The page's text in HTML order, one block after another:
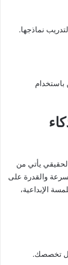
نماذجها.
يأتي من
والقدرة على
الإبداعية،
تخصصك.